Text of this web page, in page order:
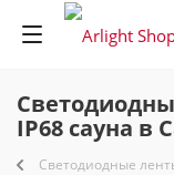
IP68 сауна в
Светодиодные